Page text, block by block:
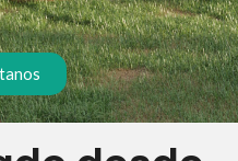
al exterior sin reformas. Con un
ambiente fresco y elegante. En
una madera tratada y un instalador